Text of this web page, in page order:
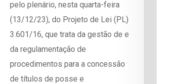
pelo plenário, nesta quarta-feira
(13/12/23), do Projeto de Lei (PL)
3.601/16, que trata da gestão de e
da regulamentação de
procedimentos para a concessão
de títulos de posse e